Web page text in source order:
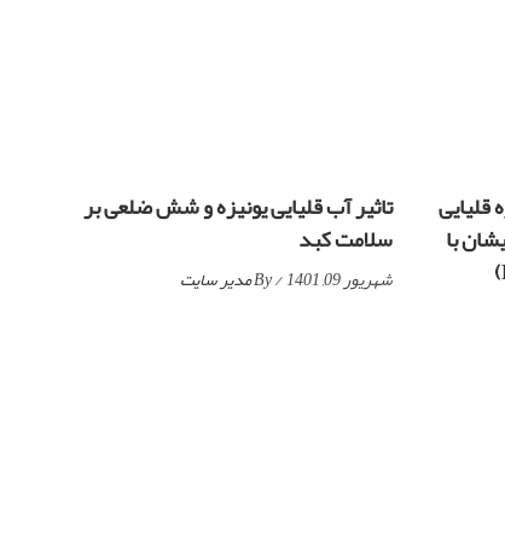
با
تاثیر آب قلیایی یونیزه و شش ضلعی بر
سلامت کبد
شهریور 09, 1401 / By مدیر سایت